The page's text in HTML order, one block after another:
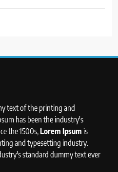
text of the printing and
has been the industry's
the 1500s,Lorem Ipsum is
and typesetting industry.
standard dummy text ever